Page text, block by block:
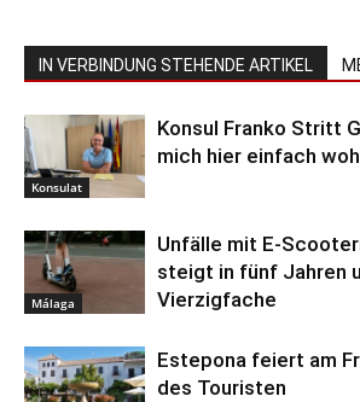
IN VERBINDUNG STEHENDE ARTIKEL
Konsulat
Konsul Franko Stritt
mich hier einfach
Málaga
Unfälle mit E-
steigt in fünf Jahren
Vierzigfache
Estepona feiert am
des Touristen